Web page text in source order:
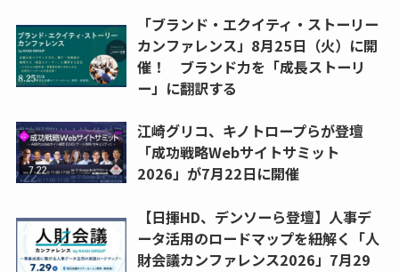
「ブランド・エクイティ・ストーリー
カンファレンス」8月25日（火）に開
催！ ブランド力を「成長ストーリ
ー」に翻訳する
江崎グリコ、キノトロープらが登壇
「成功戦略Webサイトサミット
2026」が7月22日に開催
【日揮HD、デンソーら登壇】人事デ
ータ活用のロードマップを紐解く「人
財会議カンファレンス2026」7月29